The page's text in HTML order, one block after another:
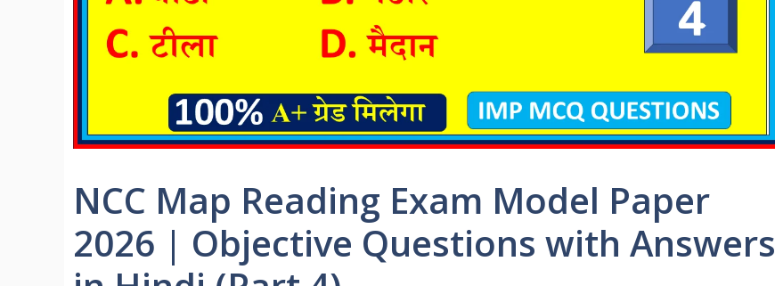
NCC Map Reading Exam Model Paper
2026 | Objective Questions with Answers